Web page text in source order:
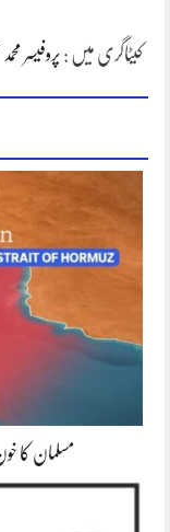
کیٹاگری میں : پروفیسر
مسلمان کا